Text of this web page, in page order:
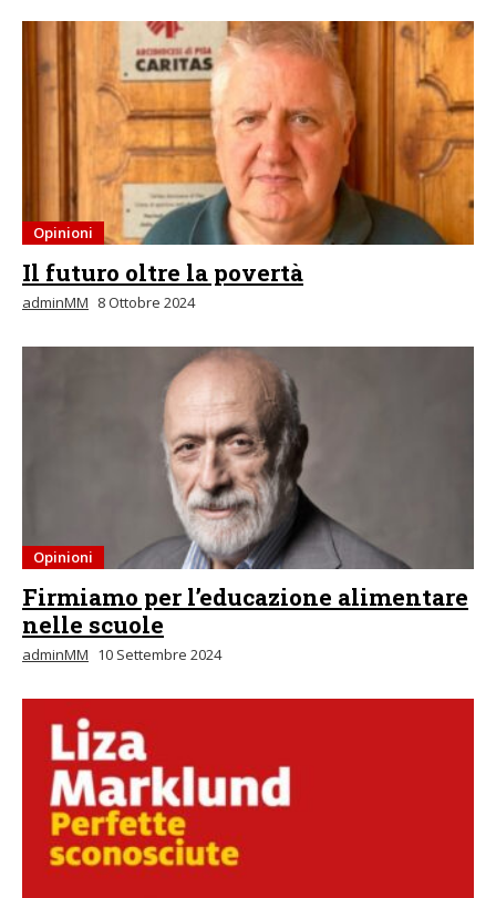
Opinioni
Il futuro oltre la povertà
adminMM 8 Ottobre 2024
Opinioni
Firmiamo per l’educazione alimentare
nelle scuole
adminMM 10 Settembre 2024